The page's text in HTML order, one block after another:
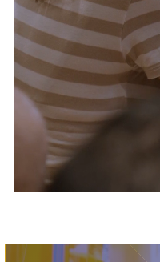
Servizi e
Contatti
FAQ